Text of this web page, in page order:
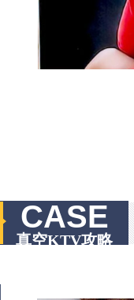
CASE
真空KTV攻略